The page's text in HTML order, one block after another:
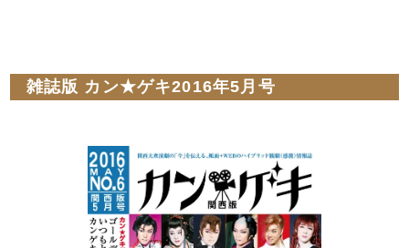
雑誌版 カン★ゲキ2016年5月号